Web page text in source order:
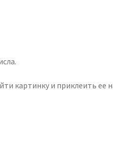
картинку и приклеить